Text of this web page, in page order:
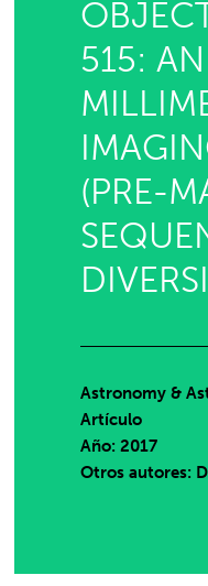
515:
(PRE-
Astronomy &
Artículo
Año: 2017
Otros autores: